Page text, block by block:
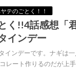
テのごとく！！
く!!4話感想「
インデー
インデーです。ナギは
レート作りるのだが上